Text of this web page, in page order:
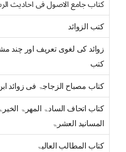
کتاب جامع الاصول فی احادیث
کتب الزوائد
زوائد کی لغوی تعریف اور چند
کتب
کتاب مصباح الزجاجۃ فی زوائد
کتاب اتحاف السادۃ المھرۃ
المسانید العشرۃ
کتاب المطالب العالیۃ